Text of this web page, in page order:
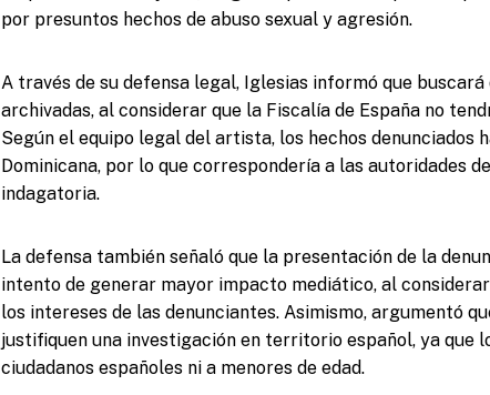
por presuntos hechos de abuso sexual y agresión.
A través de su defensa legal, Iglesias informó que
archivadas, al considerar que la Fiscalía de España no
Según el equipo legal del artista, los hechos denunciados
Dominicana, por lo que correspondería a las autoridades
indagatoria.
La defensa también señaló que la presentación de la
intento de generar mayor impacto mediático, al
los intereses de las denunciantes. Asimismo, argumentó
justifiquen una investigación en territorio español, ya que
ciudadanos españoles ni a menores de edad.